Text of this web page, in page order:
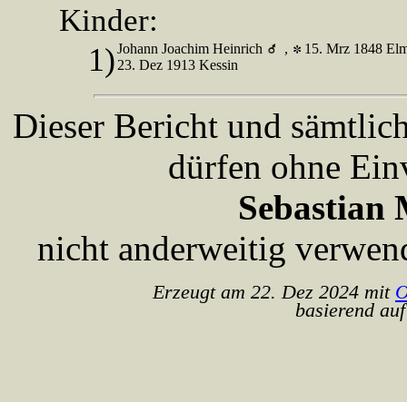
Kinder:
1)Johann Joachim Heinrich ,
15. Mrz 1848
23. Dez 1913 Kessin
Dieser Bericht und
dürfen ohne
Sebastian
nicht anderweitig
Erzeugt am 22. Dez 2024 mit
basierend